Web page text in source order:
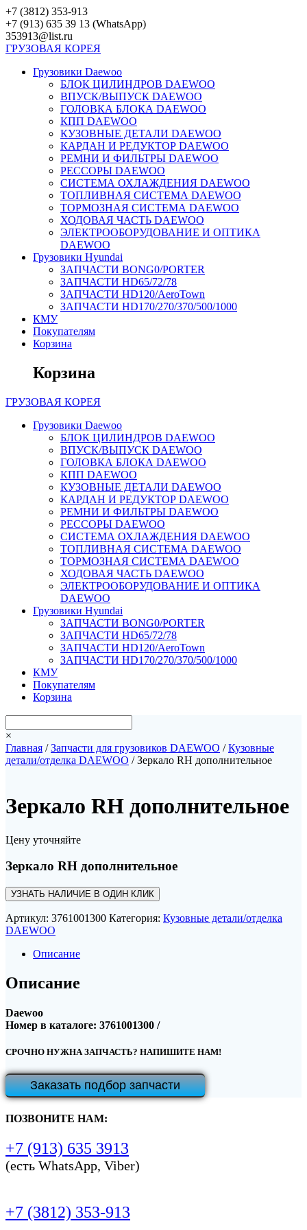
Перейти
к
контенту
+7 (3812) 353-913
+7 (913) 635 39 13 (WhatsApp)
353913@list.ru
ГРУЗОВАЯ КОРЕЯ
Грузовики Daewoo
БЛОК ЦИЛИНДРОВ DAEWOO
ВПУСК/ВЫПУСК DAEWOO
ГОЛОВКА БЛОКА DAEWOO
КПП DAEWOO
КУЗОВНЫЕ ДЕТАЛИ DAEWOO
КАРДАН И РЕДУКТОР DAEWOO
РЕМНИ И ФИЛЬТРЫ DAEWOO
РЕССОРЫ DAEWOO
СИСТЕМА ОХЛАЖДЕНИЯ DAEWOO
ТОПЛИВНАЯ СИСТЕМА DAEWOO
ТОРМОЗНАЯ СИСТЕМА DAEWOO
ХОДОВАЯ ЧАСТЬ DAEWOO
ЭЛЕКТРООБОРУДОВАНИЕ И ОПТИКА
DAEWOO
Грузовики Hyundai
ЗАПЧАСТИ BONG0/PORTER
ЗАПЧАСТИ HD65/72/78
ЗАПЧАСТИ HD120/AeroTown
ЗАПЧАСТИ HD170/270/370/500/1000
КМУ
Покупателям
Корзина
Корзина
ГРУЗОВАЯ КОРЕЯ
Грузовики Daewoo
БЛОК ЦИЛИНДРОВ DAEWOO
ВПУСК/ВЫПУСК DAEWOO
ГОЛОВКА БЛОКА DAEWOO
КПП DAEWOO
КУЗОВНЫЕ ДЕТАЛИ DAEWOO
КАРДАН И РЕДУКТОР DAEWOO
РЕМНИ И ФИЛЬТРЫ DAEWOO
РЕССОРЫ DAEWOO
СИСТЕМА ОХЛАЖДЕНИЯ DAEWOO
ТОПЛИВНАЯ СИСТЕМА DAEWOO
ТОРМОЗНАЯ СИСТЕМА DAEWOO
ХОДОВАЯ ЧАСТЬ DAEWOO
ЭЛЕКТРООБОРУДОВАНИЕ И ОПТИКА
DAEWOO
Грузовики Hyundai
ЗАПЧАСТИ BONG0/PORTER
ЗАПЧАСТИ HD65/72/78
ЗАПЧАСТИ HD120/AeroTown
ЗАПЧАСТИ HD170/270/370/500/1000
КМУ
Покупателям
Корзина
×
Главная /Запчасти для грузовиков DAEWOO /Кузовные
детали/отделка DAEWOO / Зеркало RH дополнительное
Зеркало RH дополнительное
Цену уточняйте
Зеркало RH дополнительное
УЗНАТЬ НАЛИЧИЕ В ОДИН КЛИК
Артикул: 3761001300 Категория: Кузовные детали/отделка
DAEWOO
Описание
Описание
Daewoo
Номер в каталоге: 3761001300 /
СРОЧНО НУЖНА ЗАПЧАСТЬ? НАПИШИТЕ НАМ!
Заказать подбор запчасти
ПОЗВОНИТЕ НАМ:
+7 (913) 635 3913
(есть WhatsApp, Viber)
+7 (3812) 353-913